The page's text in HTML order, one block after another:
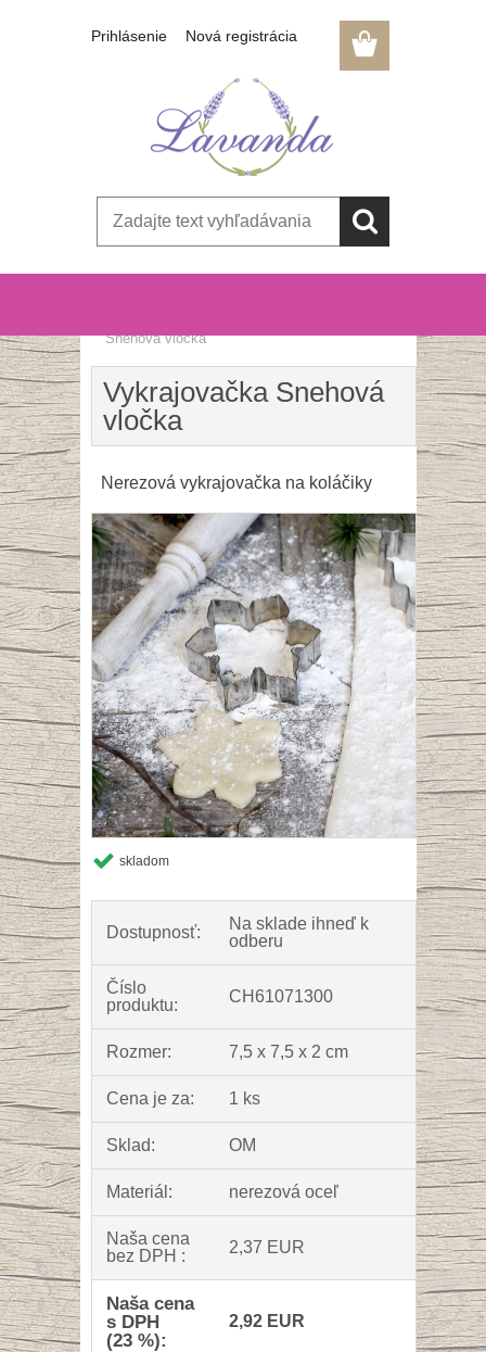
Prihlásenie Nová registrácia
Snehová vločka
Vykrajovačka Snehová
vločka
Nerezová vykrajovačka na koláčiky
skladom
Dostupnosť:
Na sklade ihneď k
odberu
Číslo
produktu:
CH61071300
Rozmer: 7,5 x 7,5 x 2 cm
Cena je za: 1 ks
Sklad: OM
Materiál: nerezová oceľ
Naša cena
bez DPH :
2,37 EUR
Naša cena
s DPH
(23 %):
2,92 EUR